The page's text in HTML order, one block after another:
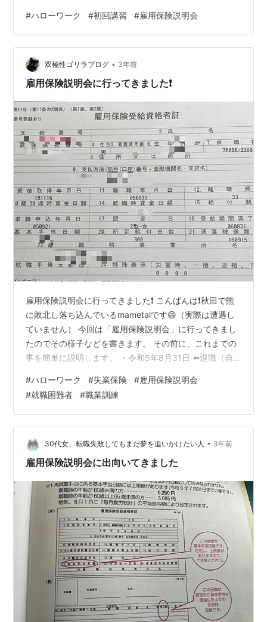
た。 雇用保険説明会に出席しないと いくら貰えるのかは
分かりません。 受付で雇用保険受給証明書を貰います。
この 雇用保険受給証明書に、日額でいくら貰えるのかが
記載されています。 動画を見たり、話を聞いたりしなが
ら、 雇用保険の説明のしおりにそって話を聞くだ…
#ハローワーク #初回講習 #雇用保険説明会
双極性ゴリラブログ • 3年前
雇用保険説明会に行ってきました❗️
雇用保険説明会に行ってきました❗️ こんばんは❗️秋田で熊
に敗北し落ち込んでいるmametalです😄（実際は遭遇し
ていません） 今回は「雇用保険説明会」に行ってきまし
たのでその様子などを書きます。 その前に、これまでの
事を簡単に説明します。 ・令和5年8月31日 ⬅️退職（自
付の手続き（就職困難者） ・令和5年10月11日 ⬅️雇用保
険説明会 とこんな感じです。今日が10月17日なので、大
分過去のことになってしまいましたが（書くのが遅すぎ
る🥲）よろしければご覧ください。 退職してから１ヶ月
半経ちまして、自分を見つめ直すいい機会が増え、…
#ハローワーク #失業保険 #雇用保険説明会
#就職困難者 #職業訓練
30代女、転職失敗してもまだ夢を追いかけたい人 • 3年前
雇用保険説明会に出向いてきました